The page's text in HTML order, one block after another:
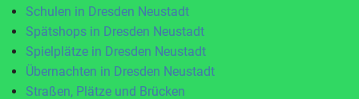
Schulen in Dresden Neustadt
Spätshops in Dresden Neustadt
Spielplätze in Dresden Neustadt
Übernachten in Dresden Neustadt
Straßen, Plätze und Brücken